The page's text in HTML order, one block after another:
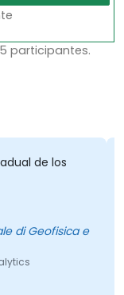
participantes.
de los
di Geofisica e